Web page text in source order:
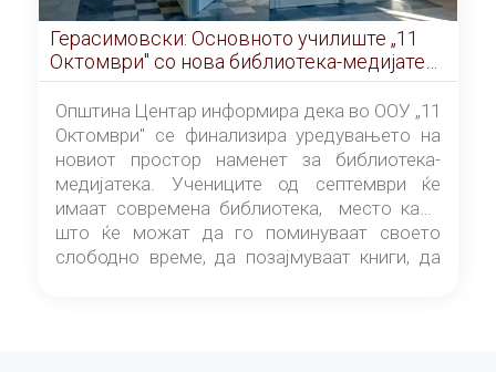
Герасимовски: Основното училиште „11
Октомври" со нова библиотека-медијатека
од септември
Општина Центар информира дека во ООУ „11
Октомври" се финализира уредувањето на
новиот простор наменет за библиотека-
медијатека. Учениците од септември ќе
имаат современа библиотека, место каде
што ќе можат да го поминуваат своето
слободно време, да позајмуваат книги, да